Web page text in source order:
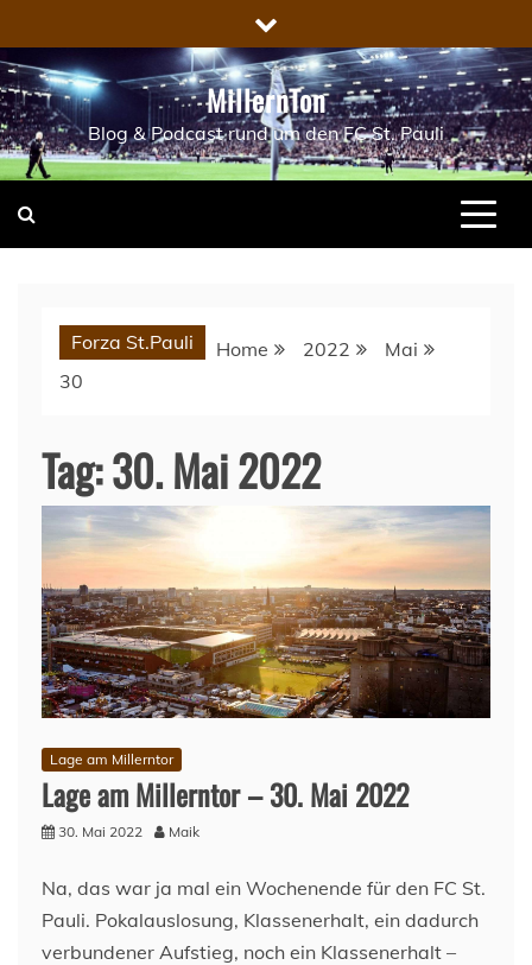
to
content
MillernTon
Blog & Podcast rund um den FC St. Pauli
Forza St.Pauli Home 2022
Mai
30
Tag:30. Mai 2022
Lage am Millerntor
Lage am Millerntor – 30. Mai 2022
30. Mai 2022 Maik
Na, das war ja mal ein Wochenende für den FC St.
Pauli. Pokalauslosung, Klassenerhalt, ein dadurch
verbundener Aufstieg, noch ein Klassenerhalt –